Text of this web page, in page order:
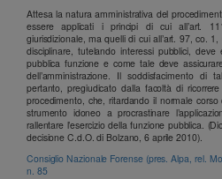
Attesa la natura amministrativa del
essere applicati i principi di cui all’art.
giurisdizionale, ma quelli di cui all’art. 97, co.
disciplinare, tutelando interessi pubblici,
pubblica funzione e come tale deve
dell’amministrazione. Il soddisfacimento di
pertanto, pregiudicato dalla facoltà di
procedimento, che, ritardando il normale
strumento idoneo a procrastinare
rallentare l’esercizio della funzione pubblica.
decisione C.d.O. di Bolzano, 6 aprile 2010).
Consiglio Nazionale Forense (pres. Alpa, rel.
n. 85